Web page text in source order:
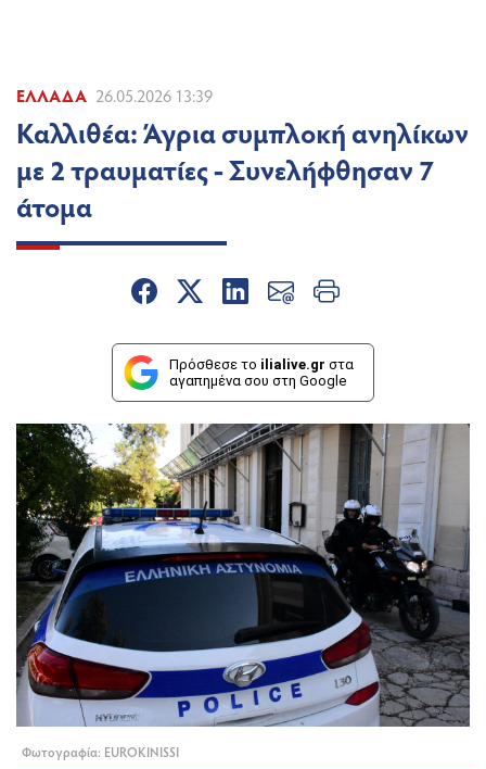
ΕΛΛΆΔΑ 26.05.2026 13:39
Καλλιθέα: Άγρια συμπλοκή ανηλίκων
με 2 τραυματίες - Συνελήφθησαν 7
άτομα
Πρόσθεσε το ilialive.gr στα
αγαπημένα σου στη Google
Φωτογραφία: EUROKINISSI